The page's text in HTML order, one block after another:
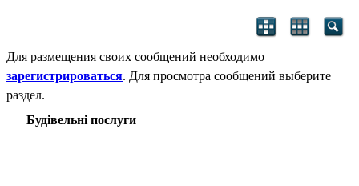
Для размещения своих сообщений необходимо
зарегистрироваться. Для просмотра сообщений выберите
раздел.
Будівельні послуги